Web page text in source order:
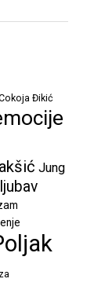
Đikić
Jung
ljubav